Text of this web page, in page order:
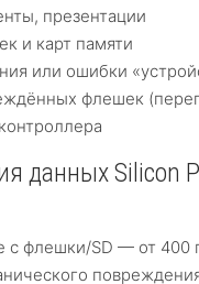
презентации
и карт памяти
или ошибки
флешек
данных Silicon
с флешки/SD — от 400